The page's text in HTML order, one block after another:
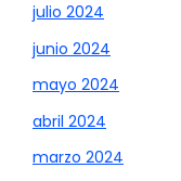
julio 2024
junio 2024
mayo 2024
abril 2024
marzo 2024